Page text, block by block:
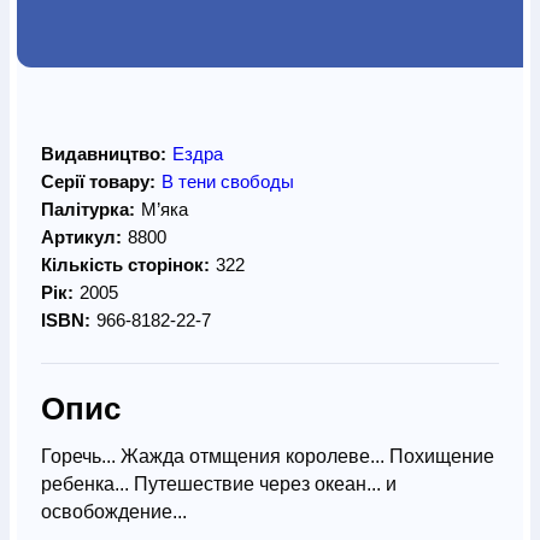
Видавництво: Ездра
Серії товару: В тени свободы
Палітурка: М’яка
Артикул: 8800
Кількість сторінок: 322
Рік: 2005
ISBN: 966-8182-22-7
Опис
Горечь... Жажда отмщения королеве... Похищение
ребенка... Путешествие через океан... и
освобождение...